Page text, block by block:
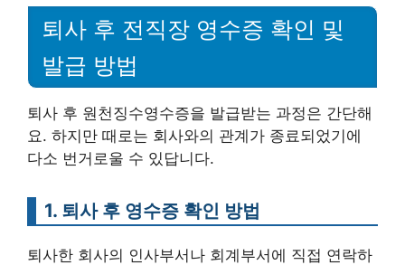
퇴사 후 전직장 영수증 확인 및
발급 방법
퇴사 후 원천징수영수증을 발급받는 과정은 간단해
요. 하지만 때로는 회사와의 관계가 종료되었기에
다소 번거로울 수 있답니다.
1. 퇴사 후 영수증 확인 방법
퇴사한 회사의 인사부서나 회계부서에 직접 연락하